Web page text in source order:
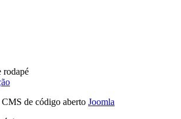
rodapé
de código aberto Joomla